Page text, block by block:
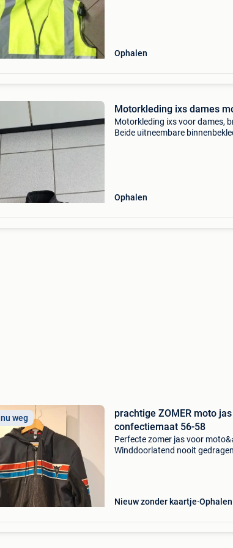
Ophalen
Motorkleding ixs dames
Motorkleding ixs voor dames,
Beide uitneembare
Ophalen
weg
prachtige ZOMER moto
confectiemaat 56-58
Perfecte zomer jas voor
Winddoorlatend nooit
Nieuw zonder kaartje Ophalen